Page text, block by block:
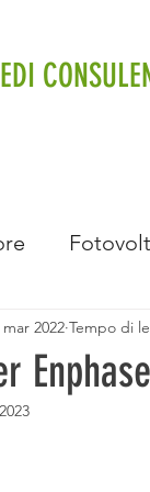
Impianto a
Intervista
mar 2022 Tempo di